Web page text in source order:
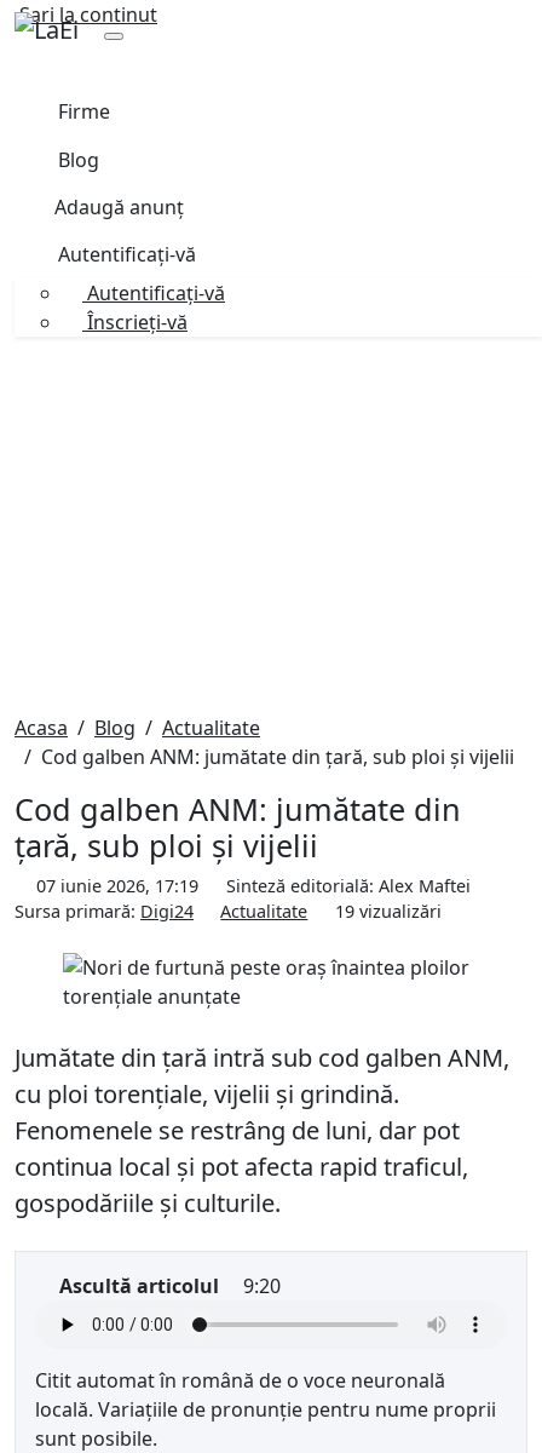
Sari la continut
Firme
Blog
Adaugă anunț
Autentificați-vă
Autentificați-vă
Înscrieți-vă
Acasa Blog
Actualitate
Cod galben ANM: jumătate din țară, sub ploi și vijelii
Cod galben ANM: jumătate din
țară, sub ploi și vijelii
07 iunie 2026, 17:19 Sinteză editorială: Alex Maftei
Sursa primară: Digi24 Actualitate 19vizualizări
Jumătate din țară intră sub cod galben ANM,
cu ploi torențiale, vijelii și grindină.
Fenomenele se restrâng de luni, dar pot
continua local și pot afecta rapid traficul,
gospodăriile și culturile.
Ascultă articolul 9:20
Citit automat în română de o voce neuronală
locală. Variațiile de pronunție pentru nume proprii
sunt posibile.